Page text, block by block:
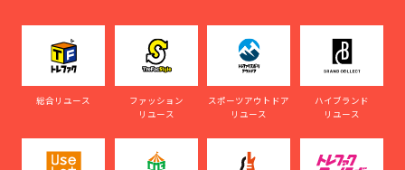
総合リユース
ファッション
リユース
スポーツアウトドア
リユース
ハイブランド
リユース